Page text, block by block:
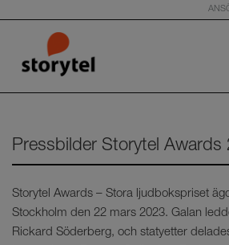
Pressbilder Storytel Awards
Storytel Awards – Stora ljudbokspriset
Stockholm den 22 mars 2023. Galan
Rickard Söderberg, och statyetter